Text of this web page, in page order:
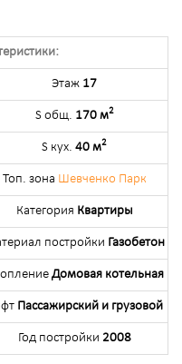
Этаж 17
S общ. 170 м2
S кух. 40 м2
Топ. зона Шевченко Парк
Категория Квартиры
постройки Газобетон
Домовая котельная
Пассажирский и грузовой
Год постройки 2008